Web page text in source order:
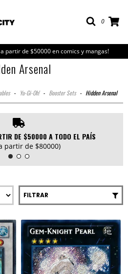
0
partir de $50000 en comics y mangas!
Arsenal
- Yu-Gi-Oh! - Booster Sets - Hidden Arsenal
DE $50000 A TODO EL PAÍS
partir de $80000)
FILTRAR